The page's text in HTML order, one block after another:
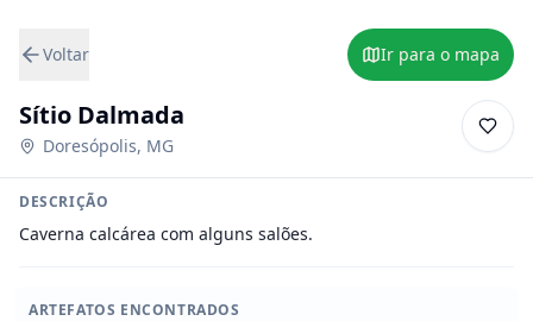
Voltar Ir para o mapa
Sítio Dalmada
Doresópolis, MG
DESCRIÇÃO
Caverna calcárea com alguns salões.
ARTEFATOS ENCONTRADOS